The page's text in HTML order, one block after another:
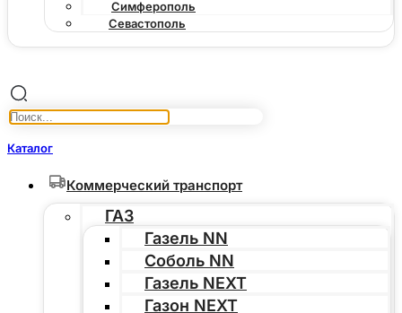
Симферополь
Севастополь
Каталог
Коммерческий транспорт
ГАЗ
Газель NN
Соболь NN
Газель NEXT
Газон NEXT